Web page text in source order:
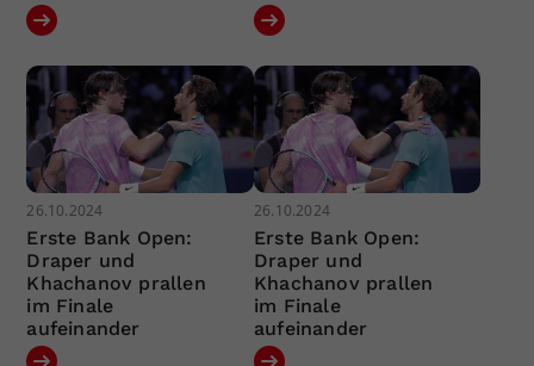
26.10.2024
Erste Bank Open:
Draper und
Khachanov prallen
im Finale
aufeinander
26.10.2024
Erste Bank Open:
Draper und
Khachanov prallen
im Finale
aufeinander